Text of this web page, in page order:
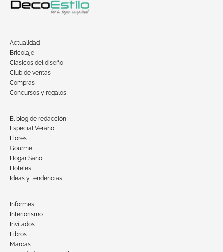
Actualidad
Bricolaje
Clásicos del diseño
Club de ventas
Compras
Concursos y regalos
El blog de redacción
Especial Verano
Flores
Gourmet
Hogar Sano
Hoteles
Ideas y tendencias
Informes
Interiorismo
Invitados
Libros
Marcas